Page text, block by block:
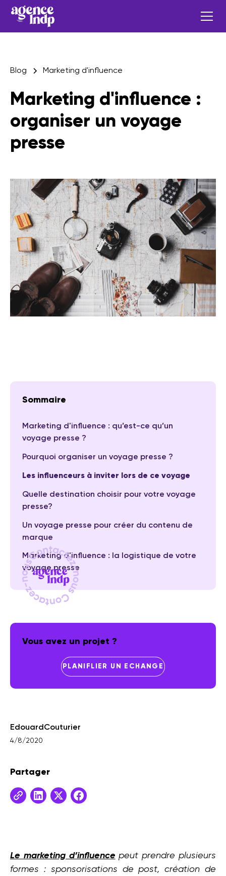
Blog Marketing d'influence
Marketing d'influence :
organiser un voyage
presse
Sommaire
Marketing d'influence : qu’est-ce qu’un
voyage presse ?
Pourquoi organiser un voyage presse ?
Les influenceurs à inviter lors de ce voyage
Quelle destination choisir pour votre voyage
presse?
Un voyage presse pour créer du contenu de
marque
Marketing d'influence : la logistique de votre
voyage presse
Vous avez un projet ?
PLANIFLIER UN ECHANGE
Edouard Couturier
4/8/2020
Partager
Le marketing d’influence peut prendre plusieurs
formes : sponsorisations de post, création de